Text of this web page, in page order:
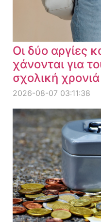
Οι δύο αργίες
χάνονται για
σχολική
2026-08-07 03:11:38